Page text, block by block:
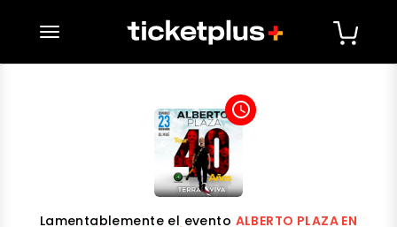
desplegar navegación
access_time
Lamentablemente el evento ALBERTO PLAZA EN